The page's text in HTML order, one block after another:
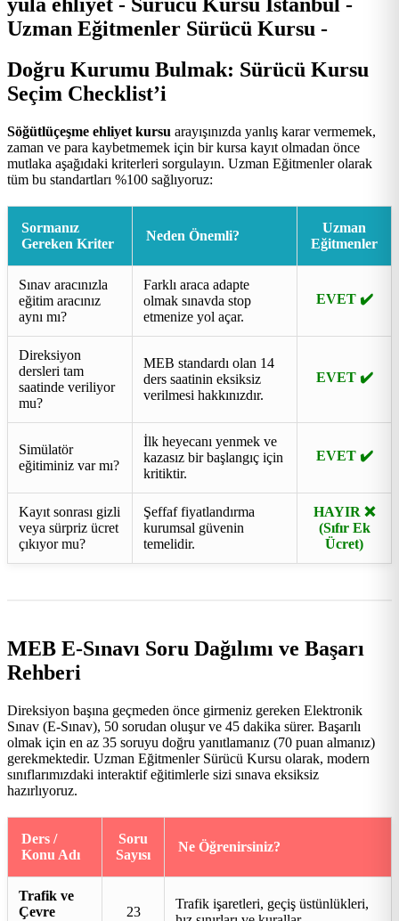
Doğru Kurumu Bulmak: Sürücü Kursu
Seçim Checklist’i
Söğütlüçeşme ehliyet kursu arayışınızda yanlış karar vermemek,
zaman ve para kaybetmemek için bir kursa kayıt olmadan önce
mutlaka aşağıdaki kriterleri sorgulayın. Uzman Eğitmenler olarak
tüm bu standartları %100 sağlıyoruz:
Sormanız
Gereken Kriter
Neden Önemli?
Uzman
Eğitmenler
Sınav aracınızla
eğitim aracınız
aynı mı?
Farklı araca adapte
olmak sınavda stop
etmenize yol açar.
EVET ✔️
Direksiyon
dersleri tam
saatinde veriliyor
mu?
MEB standardı olan 14
ders saatinin eksiksiz
verilmesi hakkınızdır.
EVET ✔️
Simülatör
eğitiminiz var mı?
İlk heyecanı yenmek ve
kazasız bir başlangıç için
kritiktir.
EVET ✔️
Kayıt sonrası gizli
veya sürpriz ücret
çıkıyor mu?
Şeffaf fiyatlandırma
kurumsal güvenin
temelidir.
HAYIR ❌
(Sıfır Ek
Ücret)
MEB E-Sınavı Soru Dağılımı ve Başarı
Rehberi
Direksiyon başına geçmeden önce girmeniz gereken Elektronik
Sınav (E-Sınav), 50 sorudan oluşur ve 45 dakika sürer. Başarılı
olmak için en az 35 soruyu doğru yanıtlamanız (70 puan almanız)
gerekmektedir. Uzman Eğitmenler Sürücü Kursu olarak, modern
sınıflarımızdaki interaktif eğitimlerle sizi sınava eksiksiz
hazırlıyoruz.
Ders /
Konu Adı
Soru
Sayısı
Ne Öğrenirsiniz?
Trafik ve
Çevre
23
Trafik işaretleri, geçiş üstünlükleri,